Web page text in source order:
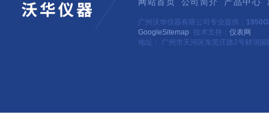
网站首页 公司简介 产品中心
广州沃华仪器有限公司专业提供：
GoogleSitemap 技术支持： 仪表网
地址： 广州市天河区东莞庄路2号财润